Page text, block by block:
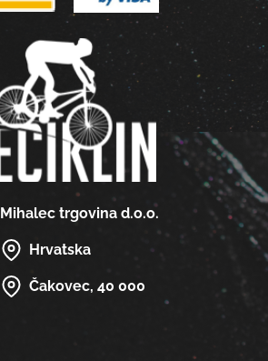
Mihalec trgovina d.o.o.
Hrvatska
Čakovec, 40 000